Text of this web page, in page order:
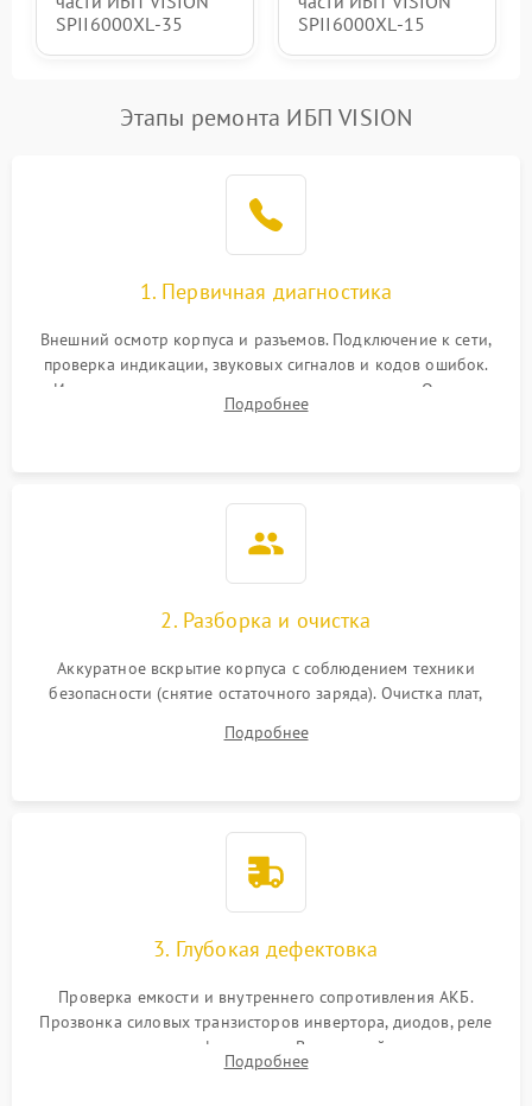
SPII6000XL-35
SPII6000XL-15
Этапы ремонта ИБП VISION
1. Первичная диагностика
Внешний осмотр корпуса и разъемов. Подключение к сети,
проверка индикации, звуковых сигналов и кодов ошибок.
Измерение входного и выходного напряжения. Оценка
реакции ИБП на отключение основного питания без
Подробнее
2. Разборка и очистка
Аккуратное вскрытие корпуса с соблюдением техники
безопасности (снятие остаточного заряда). Очистка плат,
и кистей для предотвращения перегрева и замыканий.
Подробнее
3. Глубокая дефектовка
Проверка емкости и внутреннего сопротивления АКБ.
Прозвонка силовых транзисторов инвертора, диодов, реле
переключения и трансформатора. Визуальный поиск вздутых
конденсаторов и прогаров на печатной плате.
Подробнее